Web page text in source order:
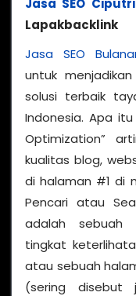
Jasa SEO Ciputri
Lapakbacklink
Jasa SEO
untuk
solusi terbaik
Indonesia. Apa
Optimization”
kualitas blog,
di halaman #1 di
Pencari atau
adalah sebuah
tingkat
atau sebuah
(sering disebut